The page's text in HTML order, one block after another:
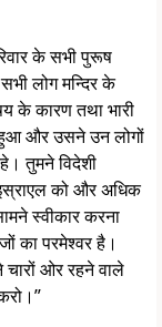
के सभी पुरूष
लोग मन्दिर के
के कारण तथा भारी
और उसने उन लोगों
तुमने विदेशी
को और अधिक
स्वीकार करना
का परमेश्वर है।
ओर रहने वाले